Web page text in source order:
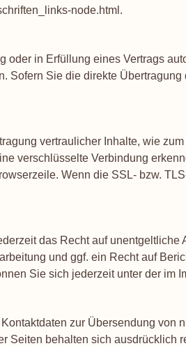
node.html .
in Erfüllung eines Vertrags
Sie die direkte
vertraulicher Inhalte, wie
verschlüsselte Verbindung
Wenn die SSL- bzw.
das Recht auf
und ggf. ein Recht auf
Sie sich jederzeit unter der im
zur Übersendung von
Seiten behalten sich